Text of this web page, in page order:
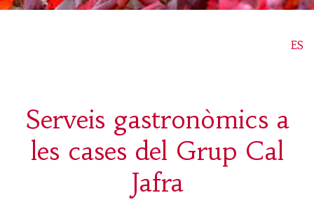
ES
Serveis gastronòmics a
les cases del Grup Cal
Jafra